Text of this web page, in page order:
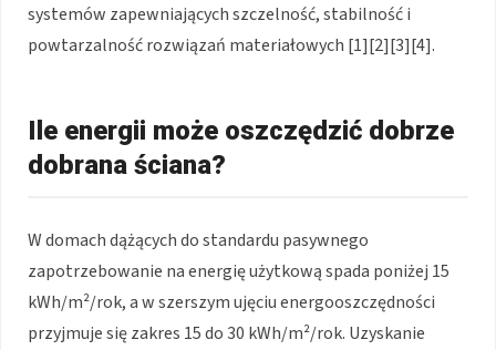
systemów zapewniających szczelność, stabilność i
powtarzalność rozwiązań materiałowych [1][2][3][4].
Ile energii może oszczędzić dobrze
dobrana ściana?
W domach dążących do standardu pasywnego
zapotrzebowanie na energię użytkową spada poniżej 15
kWh/m²/rok, a w szerszym ujęciu energooszczędności
przyjmuje się zakres 15 do 30 kWh/m²/rok. Uzyskanie